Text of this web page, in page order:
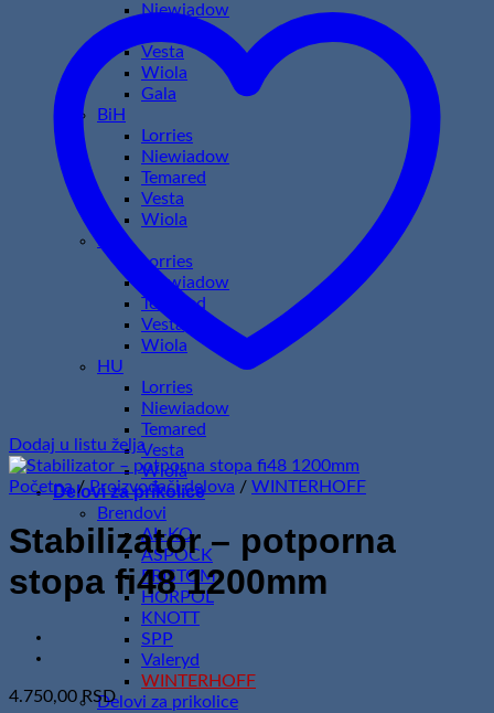
Niewiadow
Vesta
Wiola
Gala
BiH
Lorries
Niewiadow
Temared
Vesta
Wiola
HR
Lorries
Niewiadow
Temared
Vesta
Wiola
HU
Lorries
Niewiadow
Temared
Vesta
Wiola
Delovi za prikolice
Brendovi
AL-KO
ASPOCK
FRISTOM
HORPOL
KNOTT
SPP
Valeryd
WINTERHOFF
Delovi za prikolice
Dodaj u listu želja
Početna / Proizvođači delova / WINTERHOFF
Stabilizator – potporna
stopa fi48 1200mm
4.750,00 RSD